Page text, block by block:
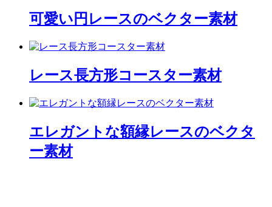
可愛い円レースのベクター素材
レース長方形コースター素材
エレガントな額縁レースのベクタ
ー素材